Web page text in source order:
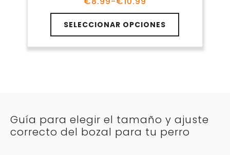
Guía para elegir el tamaño y ajuste
correcto del bozal para tu perro
Rango
de
precios:
desde
€8.99
hasta
SELECCIONAR OPCIONES
Este
producto
tiene
múltiples
elegir
en